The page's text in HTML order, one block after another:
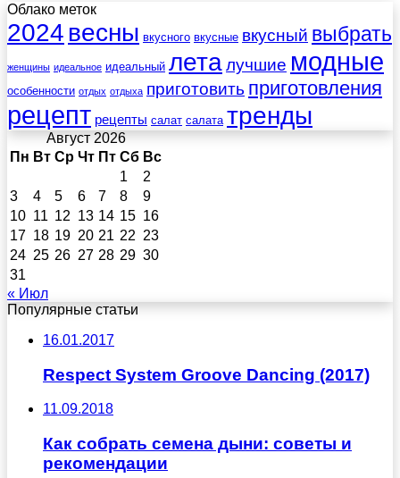
Облако меток
2024 весны вкусного вкусные вкусный выбрать
женщины идеальное идеальный леталучшие модные
особенности отдых отдыха приготовить приготовления
рецепт рецепты салат салата тренды
Август 2026
Пн Вт Ср Чт Пт Сб Вс
1
2
3
4 5 6 7 8
9
10 11 12 13 14 15 16
17 18 19 20 21 22 23
24 25 26 27 28 29 30
31
« Июл
Популярные статьи
16.01.2017
Respect System Groove Dancing (2017)
11.09.2018
Как собрать семена дыни: советы и
рекомендации